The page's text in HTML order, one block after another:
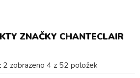
ZNAČKY CHANTECLAIR
2 zobrazeno 4 z 52 položek